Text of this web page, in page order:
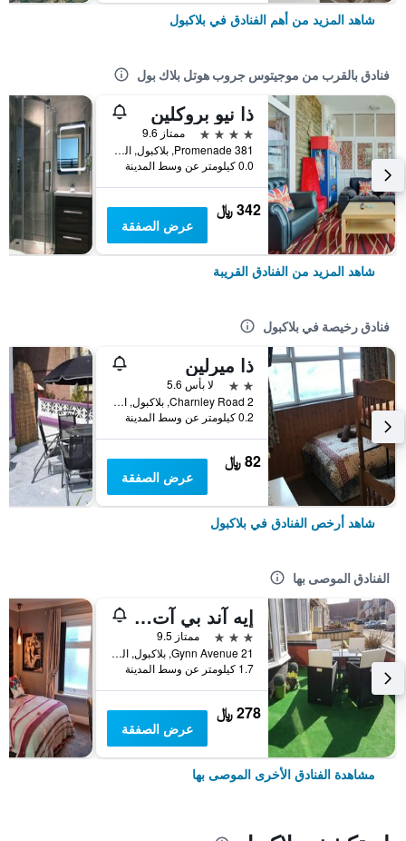
شاهد المزيد من أهم الفنادق في بلاكبول
فنادق بالقرب من موجيتوس جروب هوتل بلاك بول
ذا نيو بروكلين
4 نجوم
ممتاز 9.6
381 Promenade, بلاكبول, المملكة المتحدة
0.0 كيلومتر عن وسط المدينة
342 ﷼
عرض الصفقة
شاهد المزيد من الفنادق القريبة
فنادق رخيصة في بلاكبول
ذا ميرلين
2 نجمتين
لا بأس 5.6
2 Charnley Road, بلاكبول, المملكة المتحدة
0.2 كيلومتر عن وسط المدينة
82 ﷼
عرض الصفقة
شاهد أرخص الفنادق في بلاكبول
الفنادق الموصى بها
إيه آند بي آت ذا شيرون هاوس
3 نجوم
ممتاز 9.5
21 Gynn Avenue, بلاكبول, المملكة المتحدة
1.7 كيلومتر عن وسط المدينة
278 ﷼
عرض الصفقة
مشاهدة الفنادق الأخرى الموصى بها